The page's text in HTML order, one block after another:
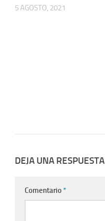
5 AGOSTO, 2021
DEJA UNA RESPUESTA
Comentario *